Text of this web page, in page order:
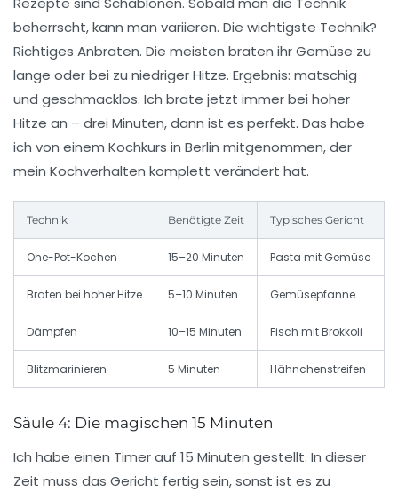
beherrscht, kann man variieren. Die wichtigste Technik?
Richtiges Anbraten. Die meisten braten ihr Gemüse zu
lange oder bei zu niedriger Hitze. Ergebnis: matschig
und geschmacklos. Ich brate jetzt immer bei hoher
Hitze an – drei Minuten, dann ist es perfekt. Das habe
ich von einem Kochkurs in Berlin mitgenommen, der
mein Kochverhalten komplett verändert hat.
Technik Benötigte Zeit Typisches Gericht
One-Pot-Kochen 15–20 Minuten Pasta mit Gemüse
Braten bei hoher Hitze 5–10 Minuten Gemüsepfanne
Dämpfen 10–15 Minuten Fisch mit Brokkoli
Blitzmarinieren 5 Minuten Hähnchenstreifen
Säule 4: Die magischen 15 Minuten
Ich habe einen Timer auf 15 Minuten gestellt. In dieser
Zeit muss das Gericht fertig sein, sonst ist es zu